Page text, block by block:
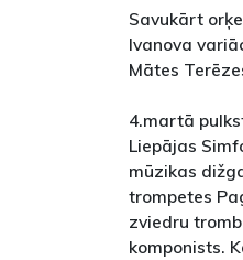
Savukārt
Ivanova
Mātes
4.martā
Liepājas
mūzikas
trompetes
zviedru
komponists.